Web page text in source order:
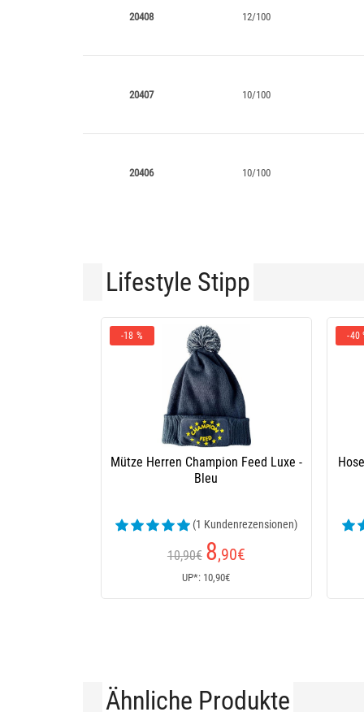
20408 12/100
20407 10/100
20406 10/100
Lifestyle Stipp
-18 %
Mütze Herren Champion Feed Luxe -
Bleu
(1 Kundenrezensionen)
10,90€ 8,90€
UP*: 10,90€
-40
Ähnliche Produkte